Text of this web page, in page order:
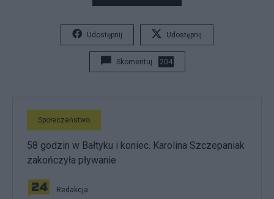
Udostępnij Udostępnij
Skomentuj 204
Społeczeństwo
58 godzin w Bałtyku i koniec. Karolina Szczepaniak
zakończyła pływanie
Redakcja